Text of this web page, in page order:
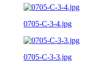
0705-C-3-4.jpg
0705-C-3-3.jpg